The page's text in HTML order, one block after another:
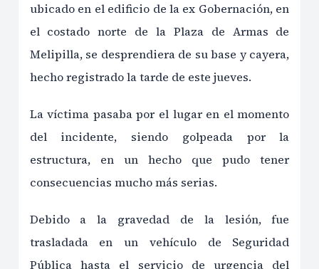
ubicado en el edificio de la ex Gobernación, en
el costado norte de la Plaza de Armas de
Melipilla, se desprendiera de su base y cayera,
hecho registrado la tarde de este jueves.
La víctima pasaba por el lugar en el momento
del incidente, siendo golpeada por la
estructura, en un hecho que pudo tener
consecuencias mucho más serias.
Debido a la gravedad de la lesión, fue
trasladada en un vehículo de Seguridad
Pública hasta el servicio de urgencia del